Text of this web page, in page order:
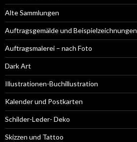
Alte Sammlungen
Auftragsgemälde und Beispielzeichnungen
Auftragsmalerei – nach Foto
Dark Art
Illustrationen-Buchillustration
Kalender und Postkarten
Schilder-Leder- Deko
Skizzen und Tattoo